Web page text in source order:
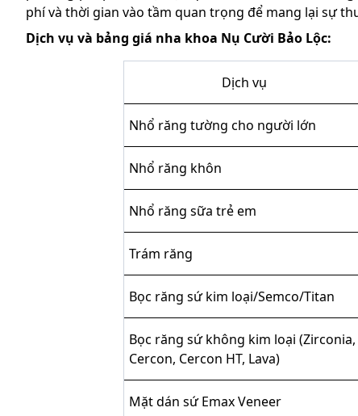
phí và thời gian vào tầm quan trọng để mang lại sự
Dịch vụ và bảng giá nha khoa Nụ Cười Bảo Lộc:
Dịch vụ
Nhổ răng tường cho người lớn
Nhổ răng khôn
Nhổ răng sữa trẻ em
Trám răng
Bọc răng sứ kim loại/Semco/Titan
Bọc răng sứ không kim loại (Zirconia,
Cercon, Cercon HT, Lava)
Mặt dán sứ Emax Veneer